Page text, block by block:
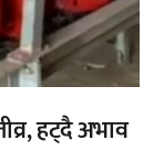
हट्दै अभाव